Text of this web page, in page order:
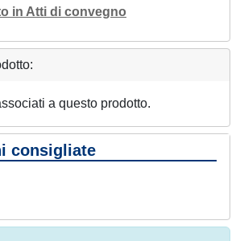
in Atti di convegno
a questo prodotto.
consigliate